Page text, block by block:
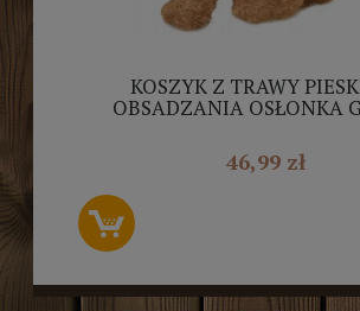
KOSZYK Z TRAWY
OBSADZANIA OSŁONKA
46,99 zł